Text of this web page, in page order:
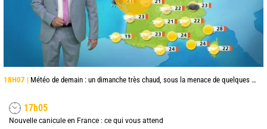
18H07 | Météo de demain : un dimanche très chaud, sous la menace de quelques orages
17h05
Nouvelle canicule en France : ce qui vous attend